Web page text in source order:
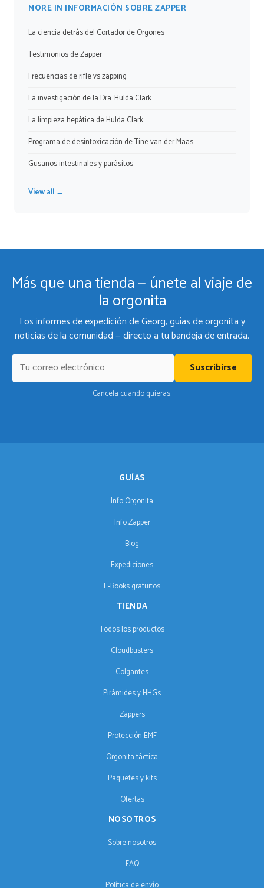
MORE IN INFORMACIÓN SOBRE ZAPPER
La ciencia detrás del Cortador de Orgones
Testimonios de Zapper
Frecuencias de rifle vs zapping
La investigación de la Dra. Hulda Clark
La limpieza hepática de Hulda Clark
Programa de desintoxicación de Tine van der Maas
Gusanos intestinales y parásitos
View all →
Más que una tienda — únete al viaje de
la orgonita
Los informes de expedición de Georg, guías de orgonita y
noticias de la comunidad — directo a tu bandeja de entrada.
Suscribirse
Cancela cuando quieras.
GUÍAS
Info Orgonita
Info Zapper
Blog
Expediciones
E-Books gratuitos
TIENDA
Todos los productos
Cloudbusters
Colgantes
Pirámides y HHGs
Zappers
Protección EMF
Orgonita táctica
Paquetes y kits
Ofertas
NOSOTROS
Sobre nosotros
FAQ
Política de envío